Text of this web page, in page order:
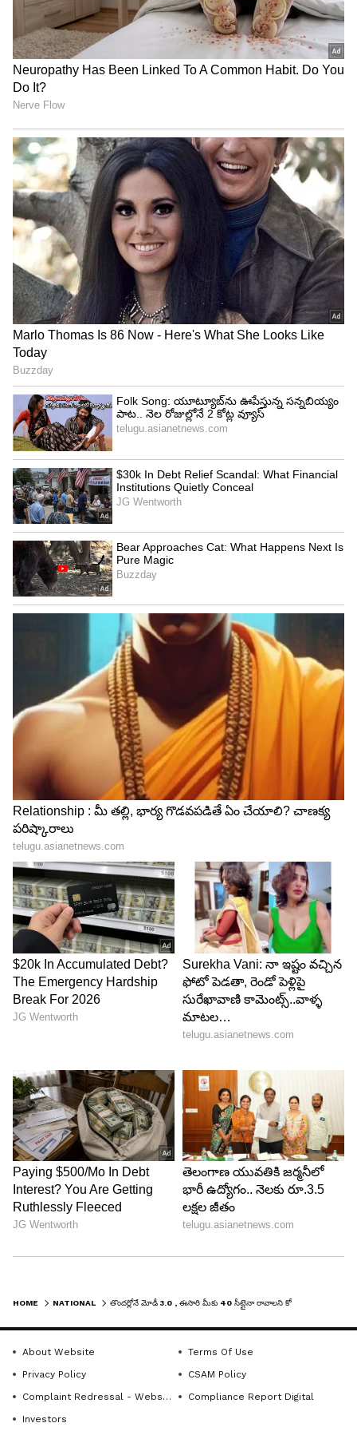
భారత్‌ను సాధించాలని అనుకుంటున్నామని.. 20వ
శతాబ్ధపు ఆలోచనలకు స్థానం లేదన్నారు.
రిజర్వేషన్లకు వ్యతిరేకమని పండిట్ జవహర్‌లాల్ నెహ్రూ
ముఖ్యమంత్రులకు ఆ రోజుల్లో లేఖలు రాశారని.. ఎస్సీ, ఎస్టీ,
ఓబీసీలకు రిజర్వేషన్లు వస్తే ప్రభుత్వ ప్రమాణాలు
పడిపోతాయని నెహ్రూజీ భావించారని మోడీ గుర్తుచేశారు.
ఈ ఉదాహరణలను బట్టి కాంగ్రెస్ మనస్తత్వం అర్ధం
చేసుకోవచ్చునని.. ఏడు దశాబ్దాలుగా జమ్మూ కాశ్మీర్‌లో
ఎస్సీ, ఎస్టీ, ఓబీసీలకు హక్కులు కల్పించలేదని ఆర్టికల్ 370
రద్దు తర్వాతే వారికి ఆ హక్కులు లభించాయని ప్రధాని
తెలిపారు. ఆదివాసీలు, వెనుకబడిన తరగతులకు
చెందినవారి పిల్లలు డాక్టర్లు, ఇంజనీర్లు అయినప్పుడు కొత్త
వాతావరణం ఏర్పడుతుందని మోడీ వెల్లడించారు.
పేదలకు ₹ 5 లక్షల వరకు ఉచిత చికిత్స, మందులలో 80
శాతం రాయితీ , కిసాన్ సమ్మాన్‌ నిధి పథకం , పక్కా ఇళ్ల
నిర్మాణ పథకం , నల్‌సే జల్‌ యోజన కొనసాగుతుందని,
మరుగుదొడ్లు నిర్మిస్తామని ఆయన హామీ ఇచ్చారు. మన
మూడో విడత పదవీ కాలం ఎంతో దూరంలో లేదు.
కొంతమంది మోడీ 3.0 అని పిలుస్తున్నారు.. మోడీ 3.0 విక్షిత్
భారత్ పునాదిని బలోపేతం చేస్తుందని నరేంద్ర మోడీ
తెలిపారు.
HOME NATIONAL
About Website
Terms Of Use
Privacy Policy
CSAM Policy
Complaint Redressal - Website
Compliance Report Digital
Investors